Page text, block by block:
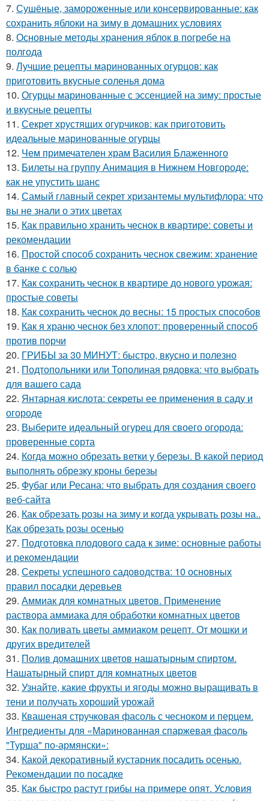
7. Сушёные, замороженные или консервированные: как
сохранить яблоки на зиму в домашних условиях
8. Основные методы хранения яблок в погребе на
полгода
9. Лучшие рецепты маринованных огурцов: как
приготовить вкусные соленья дома
10. Огурцы маринованные с эссенцией на зиму: простые
и вкусные рецепты
11. Секрет хрустящих огурчиков: как приготовить
идеальные маринованные огурцы
12. Чем примечателен храм Василия Блаженного
13. Билеты на группу Анимация в Нижнем Новгороде:
как не упустить шанс
14. Самый главный секрет хризантемы мультифлора: что
вы не знали о этих цветах
15. Как правильно хранить чеснок в квартире: советы и
рекомендации
16. Простой способ сохранить чеснок свежим: хранение
в банке с солью
17. Как сохранить чеснок в квартире до нового урожая:
простые советы
18. Как сохранить чеснок до весны: 15 простых способов
19. Как я храню чеснок без хлопот: проверенный способ
против порчи
20. ГРИБЫ за 30 МИНУТ: быстро, вкусно и полезно
21. Подтопольники или Тополиная рядовка: что выбрать
для вашего сада
22. Янтарная кислота: секреты ее применения в саду и
огороде
23. Выберите идеальный огурец для своего огорода:
проверенные сорта
24. Когда можно обрезать ветки у березы. В какой период
выполнять обрезку кроны березы
25. Фубаг или Ресана: что выбрать для создания своего
веб-сайта
26. Как обрезать розы на зиму и когда укрывать розы на..
Как обрезать розы осенью
27. Подготовка плодового сада к зиме: основные работы
и рекомендации
28. Секреты успешного садоводства: 10 основных
правил посадки деревьев
29. Аммиак для комнатных цветов. Применение
раствора аммиака для обработки комнатных цветов
30. Как поливать цветы аммиаком рецепт. От мошки и
других вредителей
31. Полив домашних цветов нашатырным спиртом.
Нашатырный спирт для комнатных цветов
32. Узнайте, какие фрукты и ягоды можно выращивать в
тени и получать хороший урожай
33. Квашеная стручковая фасоль с чесноком и перцем.
Ингредиенты для «Маринованная спаржевая фасоль
"Турша" по-армянски»:
34. Какой декоративный кустарник посадить осенью.
Рекомендации по посадке
35. Как быстро растут грибы на примере опят. Условия